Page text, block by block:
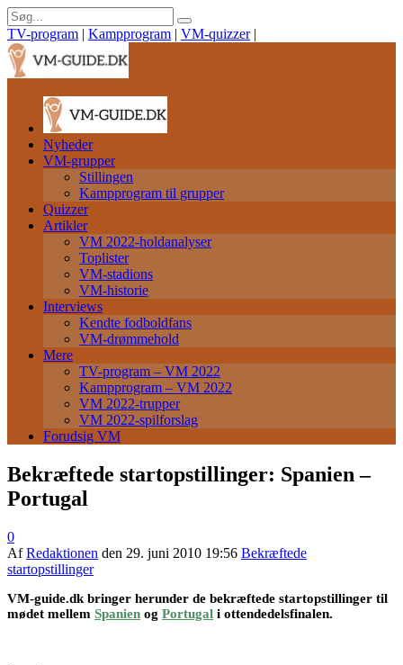
TV-program | Kampprogram | VM-quizzer |
Nyheder
VM-grupper
Stillingen
Kampprogram til grupper
Quizzer
Artikler
VM 2022-holdanalyser
Toplister
VM-stadions
VM-historie
Interviews
Kendte fodboldfans
VM-drømmehold
Mere
TV-program – VM 2022
Kampprogram – VM 2022
VM 2022-trupper
VM 2022-spilforslag
Forudsig VM
Bekræftede startopstillinger: Spanien –
Portugal
0
AfRedaktionen den 29. juni 2010 19:56 Bekræftede
startopstillinger
VM-guide.dk bringer herunder de bekræftede startopstillinger til
mødet mellem Spanien og Portugal i ottendedelsfinalen.